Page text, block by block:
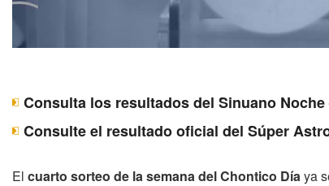
Consulta los resultados del Sinuano
Consulte el resultado oficial del Súper
El cuarto sorteo de la semana del Chontico Díaya